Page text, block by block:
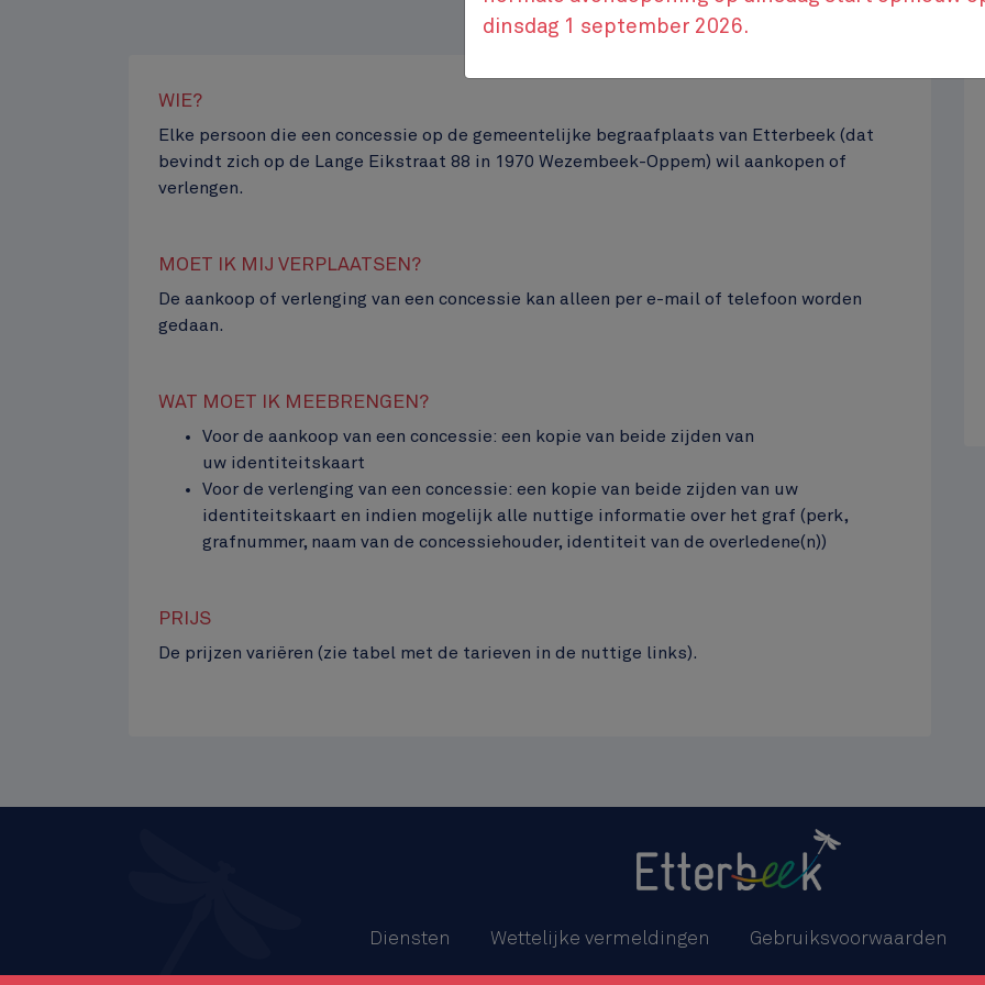
Jourdanplein
Aankoop concessie
Contenu
WIE?
Elke persoon die een concessie op de gemeentelijke begraafplaats van Etterbeek (dat
bevindt zich op de Lange Eikstraat 88 in 1970 Wezembeek-Oppem) wil aankopen of
verlengen.
MOET IK MIJ VERPLAATSEN?
De aankoop of verlenging van een concessie kan alleen per e-mail of telefoon worden
gedaan.
WAT MOET IK MEEBRENGEN?
Voor de aankoop van een concessie: een kopie van beide zijden van
uw identiteitskaart
Voor de verlenging van een concessie: een kopie van beide zijden van uw
identiteitskaart en indien mogelijk alle nuttige informatie over het graf (perk,
grafnummer, naam van de concessiehouder, identiteit van de overledene(n))
PRIJS
De prijzen variëren (zie tabel met de tarieven in de nuttige links).
PiedDiensten Wettelijke vermeldingen Gebruiksvoorwaarden
dinsdag 1 september 2026.